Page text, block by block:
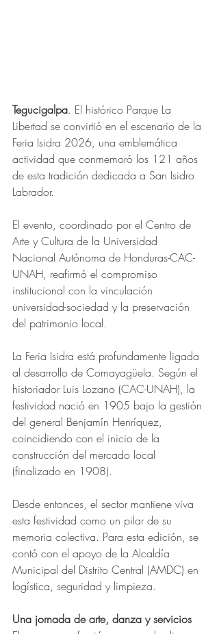
Tegucigalpa. El histórico Parque La
Libertad se convirtió en el escenario de la
Feria Isidra 2026, una emblemática
actividad que conmemoró los 121 años
de esta tradición dedicada a San Isidro
Labrador.
El evento, coordinado por el Centro de
Arte y Cultura de la Universidad
Nacional Autónoma de Honduras-CAC-
UNAH, reafirmó el compromiso
institucional con la vinculación
universidad-sociedad y la preservación
del patrimonio local.
La Feria Isidra está profundamente ligada
al desarrollo de Comayagüela. Según el
historiador Luis Lozano (CAC-UNAH), la
festividad nació en 1905 bajo la gestión
del general Benjamín Henríquez,
coincidiendo con el inicio de la
construcción del mercado local
(finalizado en 1908).
Desde entonces, el sector mantiene viva
esta festividad como un pilar de su
memoria colectiva. Para esta edición, se
contó con el apoyo de la Alcaldía
Municipal del Distrito Central (AMDC) en
logística, seguridad y limpieza.
Una jornada de arte, danza y servicios